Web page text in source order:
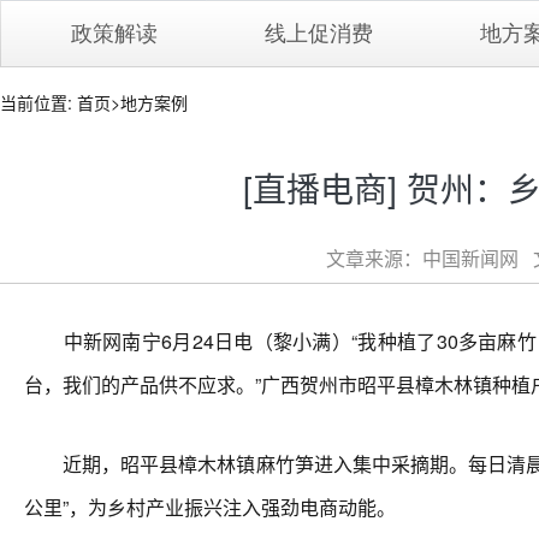
政策解读 线上促消费 地方
当前位置: 首页>地方案例
[直播电商] 贺州：
文章来源：中国新闻网
中新网南宁6月24日电（黎小满）“我种植了30多亩麻竹
台，我们的产品供不应求。”广西贺州市昭平县樟木林镇种
近期，昭平县樟木林镇麻竹笋进入集中采摘期。每日清
公里”，为乡村产业振兴注入强劲电商动能。